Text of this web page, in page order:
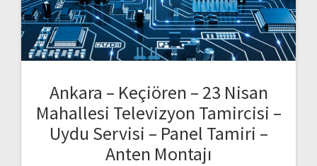
Ankara – Keçiören – 23 Nisan
Mahallesi Televizyon Tamircisi –
Uydu Servisi – Panel Tamiri –
Anten Montajı